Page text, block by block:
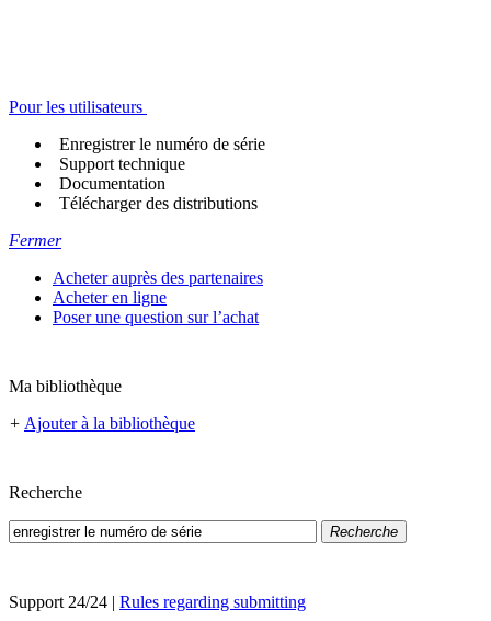
Pour les utilisateurs
Enregistrer le numéro de série
Support technique
Documentation
Télécharger des distributions
Fermer
Acheter auprès des partenaires
Acheter en ligne
Poser une question sur l’achat
Ma bibliothèque
+ Ajouter à la bibliothèque
Recherche
Recherche
Support 24/24 | Rules regarding submitting